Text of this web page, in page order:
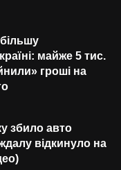
майже 5 тис.
гроші на
збило авто
відкинуло на